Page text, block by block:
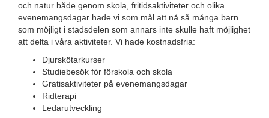
och natur både genom skola, fritidsaktiviteter och olika
evenemangsdagar hade vi som mål att nå så många barn
som möjligt i stadsdelen som annars inte skulle haft möjlighet
att delta i våra aktiviteter. Vi hade kostnadsfria:
Djurskötarkurser
Studiebesök för förskola och skola
Gratisaktiviteter på evenemangsdagar
Ridterapi
Ledarutveckling